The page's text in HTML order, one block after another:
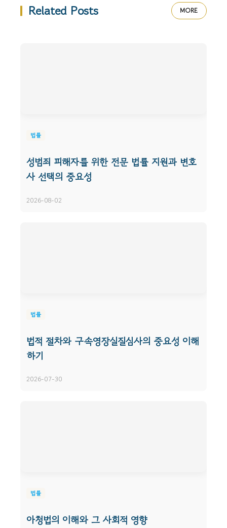
Related Posts MORE
법률
성범죄 피해자를 위한 전문 법률 지원과 변호
사 선택의 중요성
2026-08-02
법률
법적 절차와 구속영장실질심사의 중요성 이해
하기
2026-07-30
법률
아청법의 이해와 그 사회적 영향